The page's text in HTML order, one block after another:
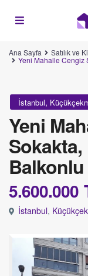
Ana Sayfa Satılık ve
Yeni Mahalle Cengiz
İstanbul,
Yeni
Sokakta,
Balkonlu
5.600.000
İstanbul,